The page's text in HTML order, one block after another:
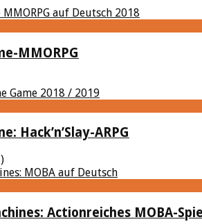
MMORPG
Hack’n’Slay-ARPG
Actionreiches MOBA-